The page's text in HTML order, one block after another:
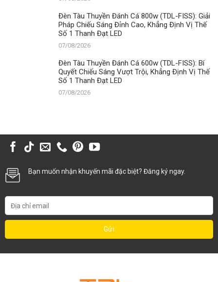
Đèn Tàu Thuyền Đánh Cá 800w (TDL-FISS): Giải
Pháp Chiếu Sáng Đỉnh Cao, Khẳng Định Vị Thế
Số 1 Thanh Đạt LED
07/08/2026
Đèn Tàu Thuyền Đánh Cá 600w (TDL-FISS): Bí
Quyết Chiếu Sáng Vượt Trội, Khẳng Định Vị Thế
Số 1 Thanh Đạt LED
07/08/2026
Bạn muốn nhận khuyến mãi đặc biệt? Đăng ký ngay.